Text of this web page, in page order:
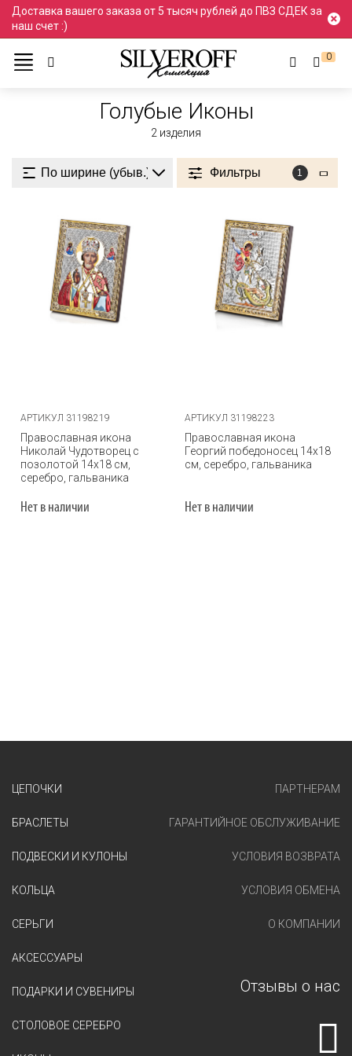
Доставка вашего заказа от 5 тысяч рублей до ПВЗ СДЕК за
наш счет :)
0
Ювелирные украшения
Иконы Голубой
Голубые Иконы
2 изделия
Фильтры 1
АРТИКУЛ 31198219
Православная икона
Николай Чудотворец с
позолотой 14х18 см,
серебро, гальваника
Нет в наличии
АРТИКУЛ 31198223
Православная икона
Георгий победоносец 14х18
см, серебро, гальваника
Нет в наличии
ЦЕПОЧКИ
БРАСЛЕТЫ
ПОДВЕСКИ И КУЛОНЫ
КОЛЬЦА
СЕРЬГИ
АКСЕССУАРЫ
ПОДАРКИ И СУВЕНИРЫ
СТОЛОВОЕ СЕРЕБРО
ПАРТНЕРАМ
ГАРАНТИЙНОЕ ОБСЛУЖИВАНИЕ
УСЛОВИЯ ВОЗВРАТА
УСЛОВИЯ ОБМЕНА
О КОМПАНИИ
Отзывы о нас